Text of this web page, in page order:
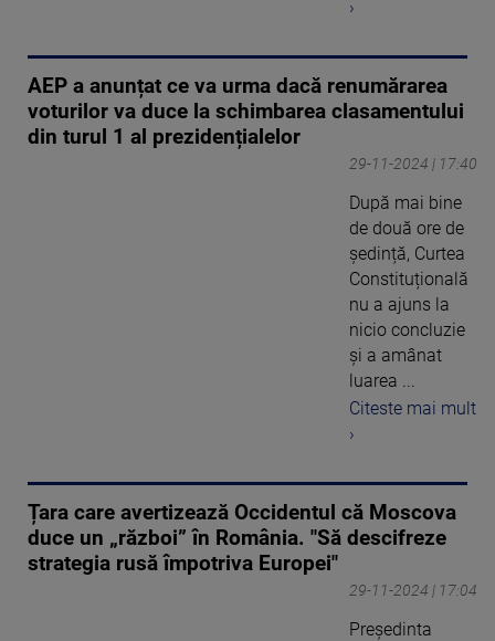
›
AEP a anunțat ce va urma dacă renumărarea
voturilor va duce la schimbarea clasamentului
din turul 1 al prezidențialelor
29-11-2024 | 17:40
După mai bine
de două ore de
ședință, Curtea
Constituțională
nu a ajuns la
nicio concluzie
și a amânat
luarea ...
Citeste mai mult
›
Țara care avertizează Occidentul că Moscova
duce un „război” în România. "Să descifreze
strategia rusă împotriva Europei"
29-11-2024 | 17:04
Preşedinta